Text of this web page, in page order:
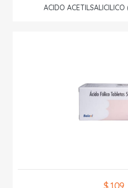
ACIDO ACETILSALICILICO